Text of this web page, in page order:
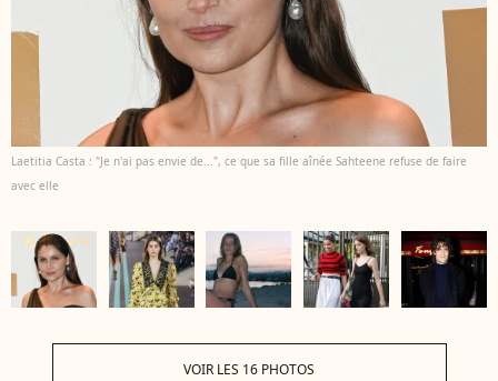
Laetitia Casta : "Je n'ai pas envie de...", ce que sa fille aînée Sahteene refuse de faire
avec elle
VOIR LES 16 PHOTOS